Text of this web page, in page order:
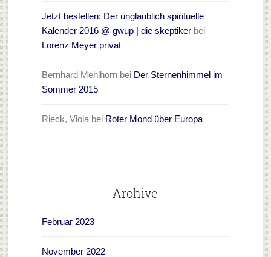
Jetzt bestellen: Der unglaublich spirituelle
Kalender 2016 @ gwup | die skeptikerbei
Lorenz Meyer privat
Bernhard Mehlhornbei Der Sternenhimmel im
Sommer 2015
Rieck, Violabei Roter Mond über Europa
Archive
Februar 2023
November 2022